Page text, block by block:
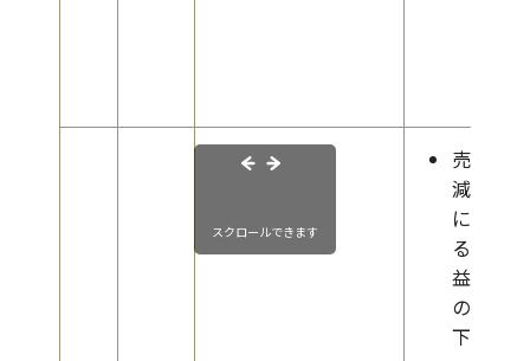
売上
減少
によ
る収
益性
の低
下
スクロールできます